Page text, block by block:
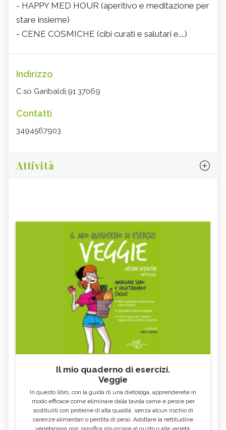
- HAPPY MED HOUR (aperitivo e meditazione per
stare insieme)
- CENE COSMICHE (cibi curati e salutari e....)
Indirizzo
C.so Garibaldi,91 37069
Contatti
3494567903
Attività
Il mio quaderno di esercizi.
Veggie
In questo libro, con la guida di una dietologa, apprenderete in
modo efficace come eliminare dalla tavola carne e pesce per
sostituirli con proteine di alta qualità, senza alcun rischio di
carenze alimentari o perdita di peso. Adottare la rettitudine
vegetariana non significa rinunciare al gusto o alla varietà: